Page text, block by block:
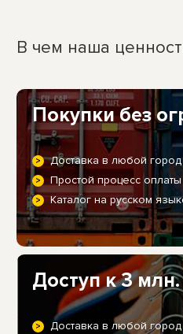
В чем наша
Покупки без
Доставка в любой
Простой процесс оплаты
Каталог на русском
Доступ к 3
Доставка в любой